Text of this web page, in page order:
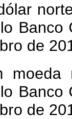
Banco
de
moeda
Banco
de